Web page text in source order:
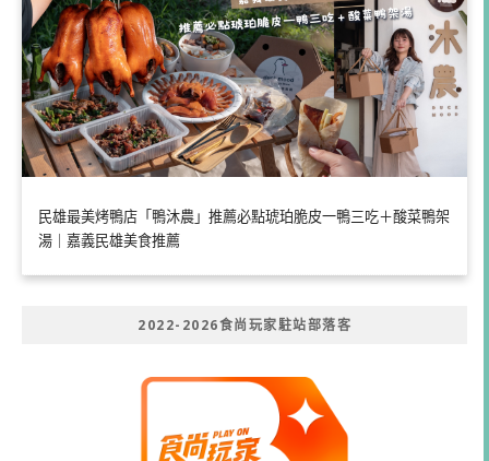
民雄最美烤鴨店「鴨沐農」推薦必點琥珀脆皮一鴨三吃＋酸菜鴨架
湯｜嘉義民雄美食推薦
2022-2026食尚玩家駐站部落客